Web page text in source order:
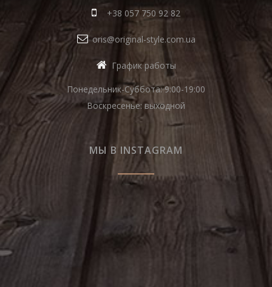
+38 057 750 92 82
oris@original-style.com.ua
График работы
Понедельник-Суббота: 9:00-19:00
Воскресенье: выходной
МЫ В INSTAGRAM